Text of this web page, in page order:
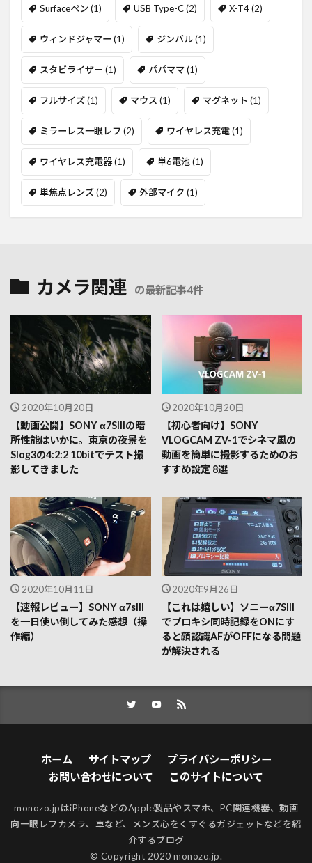
Surfaceペン(1) USB Type-C(2) X-T4(2)
ウィンドジャマー (1) ジンバル(1)
スタビライザー (1) パパママ(1)
フルサイズ(1) マウス (1) マグネット (1)
ミラーレス一眼レフ (2) ワイヤレス充電(1)
ワイヤレス充電器(1) 単6電池(1)
単焦点レンズ(2) 外部マイク (1)
カメラ関連 の最新記事4件
2020年10月20日
【動画公開】SONY α7SIIIの暗
所性能はいかに。東京の夜景を
Slog3の4:2:2 10bitでテスト撮
影してきました
2020年10月20日
【初心者向け】SONY
VLOGCAM ZV-1でシネマ風の
動画を簡単に撮影するためのお
すすめ設定 8選
2020年10月11日
【速報レビュー】SONY α7sIII
を一日使い倒してみた感想（操
作編）
2020年9月26日
【これは嬉しい】ソニーα7SIII
でプロキシ同時記録をONにす
ると顔認識AFがOFFになる問題
が解決される
ホーム サイトマップ
プライバシーポリシー
お問い合わせについて
このサイトについて
monozo.jpはiPhoneなどのApple製品やスマホ、PC関連機器、動画
向一眼レフカメラ、車など、メンズ心をくすぐるガジェットなどを紹
介するブログ
© Copyright 2020 monozo.jp.